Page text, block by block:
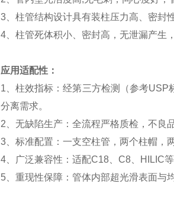
3、柱管结构设计具有装柱压力高、密封
4、柱管死体积小、密封高，无泄漏产生
应用适配性：
1、柱效指标：经第三方检测（参考
分离需求。
2、无缺陷生产：全流程严格质检，不良
3、标准配置：一支空柱管，两个柱帽，
4、广泛兼容性：适配C18、C8、HILIC
5、重现性保障：管体内部超光滑表面与